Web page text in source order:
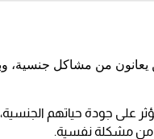
يعانون من مشاكل جنسية،
على جودة حياتهم
من مشكلة نفسية.